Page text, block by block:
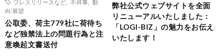
プレスリリースなど
不祥事
動
向/展望
公取委、荷主779社に荷待ち
など独禁法上の問題行為と注
意喚起文書送付
弊社公式ウェブサイトを全面
リニューアルいたしました：
「LOGI-BIZ」の魅力をお伝え
いたします！